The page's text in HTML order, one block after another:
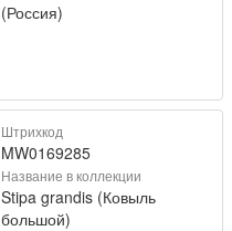
(Россия)
Штрихкод
MW0169285
Название в коллекции
Stipa grandis (Ковыль
большой)